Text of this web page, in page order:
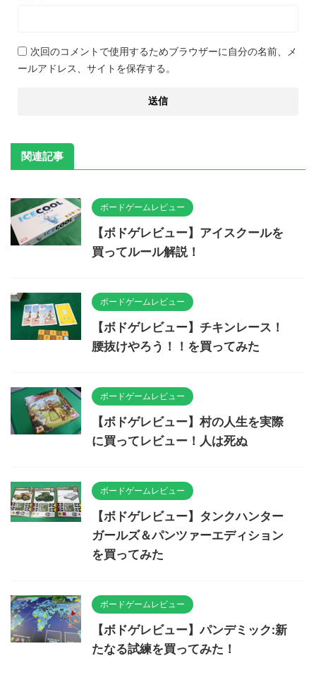
次回のコメントで使用するためブラウザーに自分の名前、メ
ールアドレス、サイトを保存する。
関連記事
ボードゲームレビュー
【ボドゲレビュー】アイスクールを
買ってルール解説！
ボードゲームレビュー
【ボドゲレビュー】チキンレース！
腰抜けやろう！！を買ってみた
ボードゲームレビュー
【ボドゲレビュー】村の人生を実際
に買ってレビュー！人は死ぬ
ボードゲームレビュー
【ボドゲレビュー】タンクハンター
ガールズ＆パンツァーエディション
を買ってみた
ボードゲームレビュー
【ボドゲレビュー】パンデミック:新
たなる試練を買ってみた！